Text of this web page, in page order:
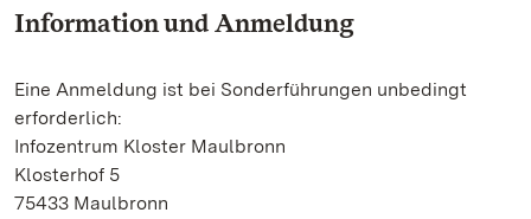
Information und Anmeldung
Eine Anmeldung ist bei Sonderführungen unbedingt
erforderlich:
Infozentrum Kloster Maulbronn
Klosterhof 5
75433 Maulbronn